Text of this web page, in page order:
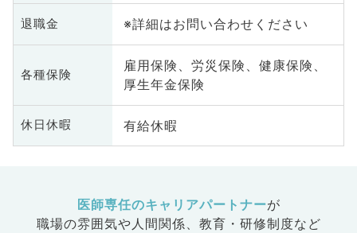
退職金 ※詳細はお問い合わせください
各種保険
雇用保険、労災保険、健康保険、
厚生年金保険
休日休暇 有給休暇
医師専任のキャリアパートナーが
職場の雰囲気や人間関係、 教育・研修制度など